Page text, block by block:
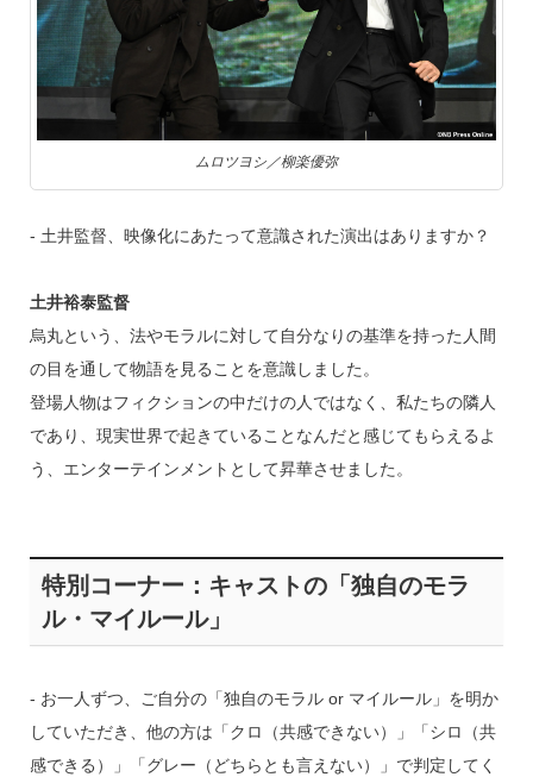
ムロツヨシ／柳楽優弥
‐ 土井監督、映像化にあたって意識された演出はありますか？
土井裕泰監督
烏丸という、法やモラルに対して自分なりの基準を持った人間
の目を通して物語を見ることを意識しました。
登場人物はフィクションの中だけの人ではなく、私たちの隣人
であり、現実世界で起きていることなんだと感じてもらえるよ
う、エンターテインメントとして昇華させました。
特別コーナー：キャストの「独自のモラ
ル・マイルール」
‐ お一人ずつ、ご自分の「独自のモラル or マイルール」を明か
していただき、他の方は「クロ（共感できない）」「シロ（共
感できる）」「グレー（どちらとも言えない）」で判定してく